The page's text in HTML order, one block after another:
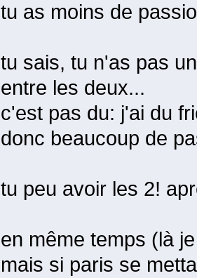
tu as moins de
tu sais, tu n'as pas
entre les deux...
c'est pas du: j'ai du
donc beaucoup de
tu peu avoir les 2!
en même temps (là
mais si paris se